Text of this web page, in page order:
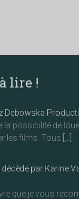
lire !
Debowska
la possibilité de
les films. Tous
par Karine
que je vous